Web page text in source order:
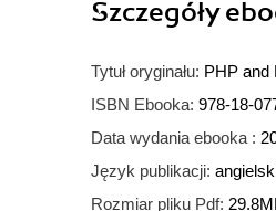
Szczegóły
Tytuł oryginału: PHP and
ISBN Ebooka: 978-18-
Data wydania ebooka :
Język publikacji:
Rozmiar pliku Pdf: